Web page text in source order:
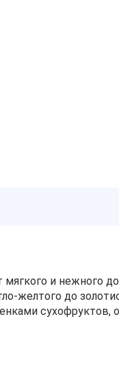
и нежного
желтого до
сухофруктов,